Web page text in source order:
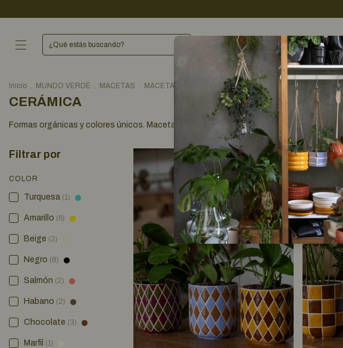
Inicio . MUNDO VERDE . MACETAS . MACETAS CHICAS CERÁMICA
CERÁMICA
Formas orgánicas y colores únicos. Macetas chicas de cerámica ideales para
Filtrar por
COLOR
Turquesa (1)
Amarillo (6)
Beige (2)
Negro (8)
Salmón (2)
Habano (2)
Chocolate (3)
Marfil (1)